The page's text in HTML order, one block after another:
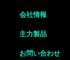
会社情報
主力製品
お問い合わせ